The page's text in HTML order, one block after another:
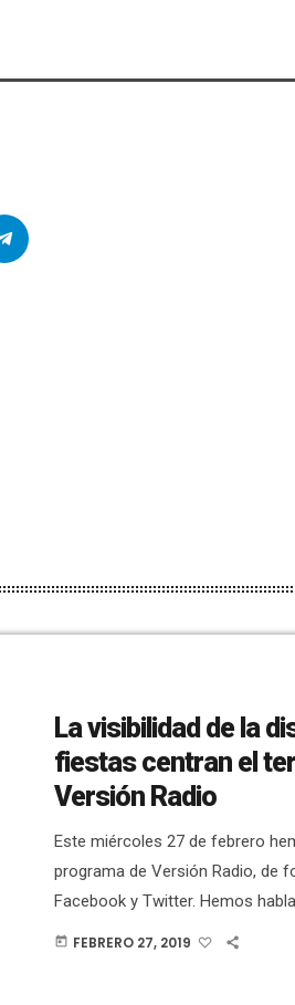
La visibilidad de la
fiestas centran el
Versión Radio
Este miércoles 27 de febrero
programa de Versión Radio, de
Facebook y Twitter. Hemos
presidenta de la Casa de
today FEBRERO 27, 2019